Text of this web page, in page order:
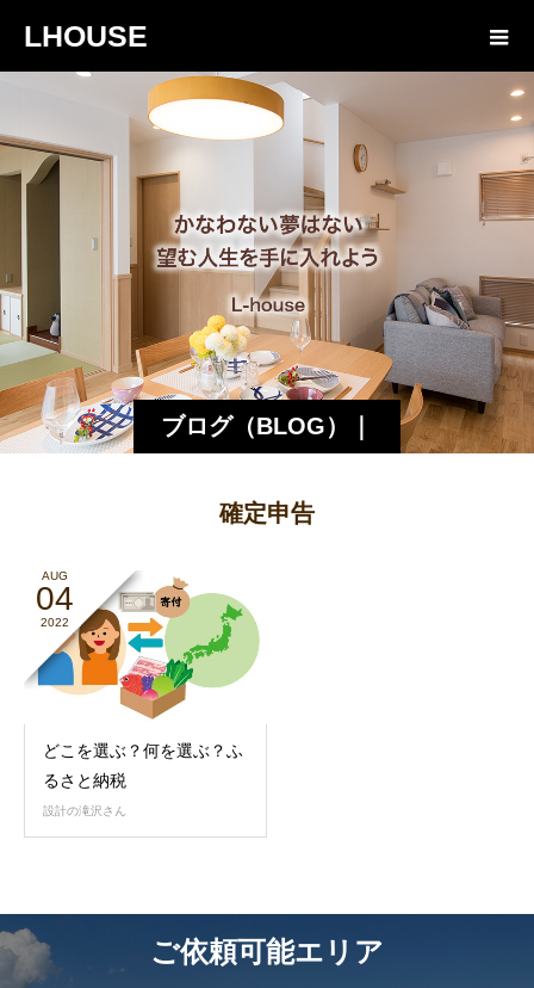
LHOUSE
ブログ（BLOG）｜
エルハウス
確定申告
AUG
04
2022
どこを選ぶ？何を選ぶ？ふ
るさと納税
設計の滝沢さん
ご依頼可能エリア